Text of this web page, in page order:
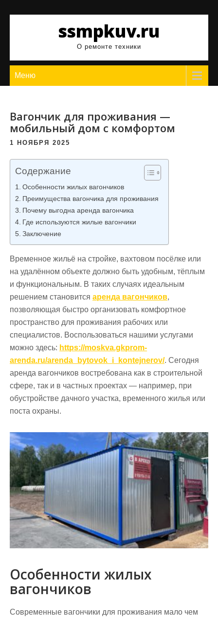
ssmpkuv.ru
О ремонте техники
Меню
Вагончик для проживания —
мобильный дом с комфортом
1 НОЯБРЯ 2025
Содержание
Особенности жилых вагончиков
Преимущества вагончика для проживания
Почему выгодна аренда вагончика
Где используются жилые вагончики
Заключение
Временное жильё на стройке, вахтовом посёлке или
на удалённом объекте должно быть удобным, тёплым
и функциональным. В таких случаях идеальным
решением становится аренда вагончиков,
позволяющая быстро организовать комфортное
пространство для проживания рабочих или
специалистов. Воспользоваться нашими услугами
можно здесь: https://moskva.gkprom-
arenda.ru/arenda_bytovok_i_kontejnerov/. Сегодня
аренда вагончиков востребована как в строительной
сфере, так и в частных проектах — например, при
обустройстве дачного участка, временного жилья или
поста охраны.
Особенности жилых
вагончиков
Современные вагончики для проживания мало чем